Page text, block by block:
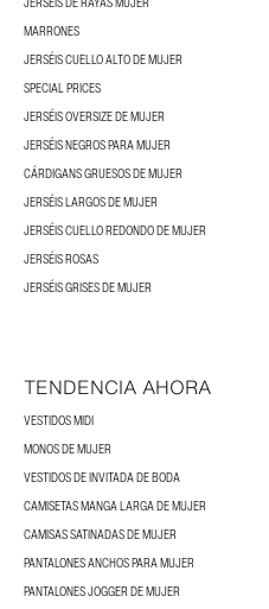
MARRONES
JERSÉIS CUELLO ALTO DE MUJER
SPECIAL PRICES
JERSÉIS OVERSIZE DE MUJER
JERSÉIS NEGROS PARA MUJER
CÁRDIGANS GRUESOS DE MUJER
JERSÉIS LARGOS DE MUJER
JERSÉIS CUELLO REDONDO DE MUJER
JERSÉIS ROSAS
JERSÉIS GRISES DE MUJER
TENDENCIA AHORA
VESTIDOS MIDI
MONOS DE MUJER
VESTIDOS DE INVITADA DE BODA
CAMISETAS MANGA LARGA DE MUJER
CAMISAS SATINADAS DE MUJER
PANTALONES ANCHOS PARA MUJER
PANTALONES JOGGER DE MUJER